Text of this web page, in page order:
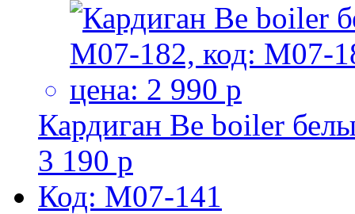
Кардиган Be boiler
3 190 р
Код: M07-141